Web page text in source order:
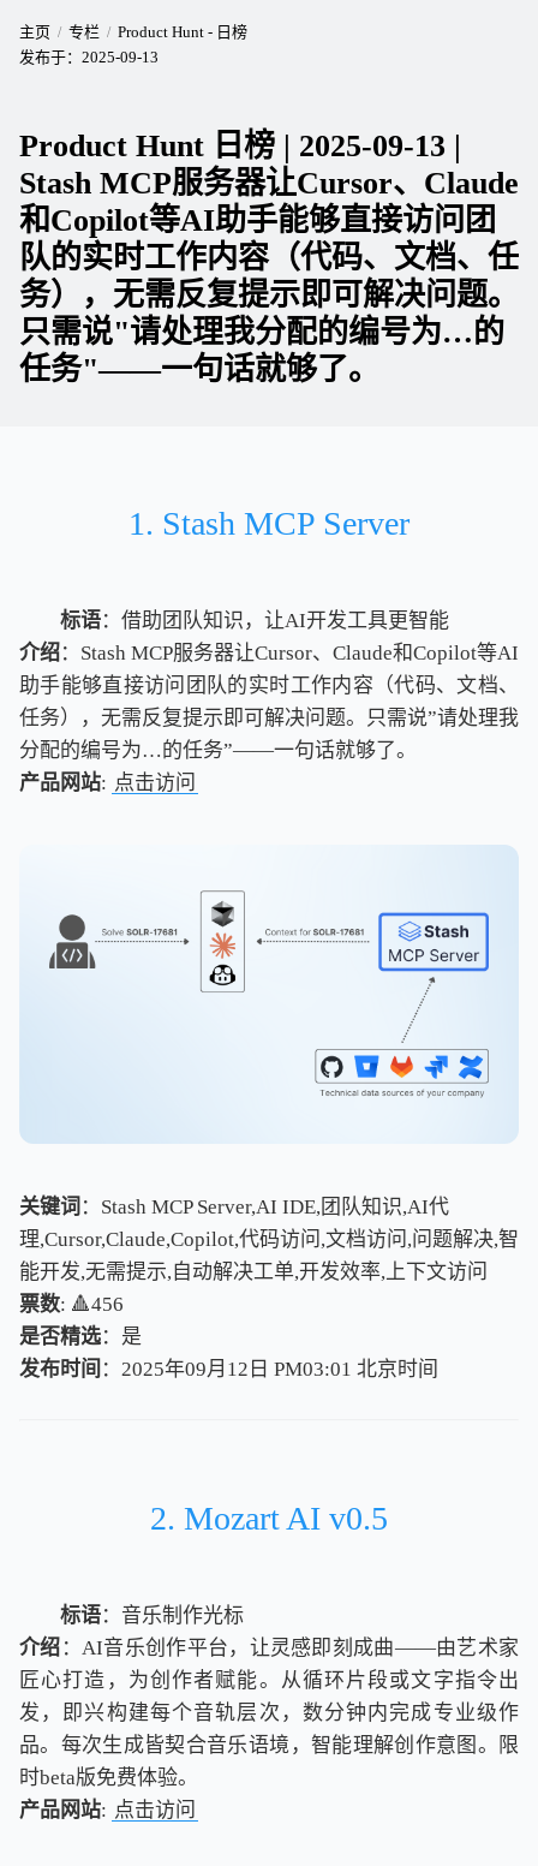
主页 专栏
Product Hunt - 日榜
发布于： 2025-09-13
Product Hunt 日榜 | 2025-09-13 |
Stash MCP服务器让Cursor、Claude
和Copilot等AI助手能够直接访问团
队的实时工作内容（代码、文档、任
务），无需反复提示即可解决问题。
只需说"请处理我分配的编号为…的
任务"——一句话就够了。
1. Stash MCP Server
标语：借助团队知识，让AI开发工具更智能
介绍：Stash MCP服务器让Cursor、Claude和Copilot等AI
助手能够直接访问团队的实时工作内容（代码、文档、
任务），无需反复提示即可解决问题。只需说”请处理我
分配的编号为…的任务”——一句话就够了。
产品网站: 点击访问
关键词 ：Stash MCP Server,AI IDE,团队知识,AI代
理,Cursor,Claude,Copilot,代码访问,文档访问,问题解决,智
能开发,无需提示,自动解决工单,开发效率,上下文访问
票数: 🔺456
是否精选：是
发布时间 ：2025年09月12日 PM03:01 北京时间
北京时间
2. Mozart AI v0.5
标语：音乐制作光标
介绍 ：AI音乐创作平台，让灵感即刻成曲——由艺术家
匠心打造，为创作者赋能。从循环片段或文字指令出
发，即兴构建每个音轨层次，数分钟内完成专业级作
品。每次生成皆契合音乐语境，智能理解创作意图。限
时beta版免费体验。
产品网站: 点击访问